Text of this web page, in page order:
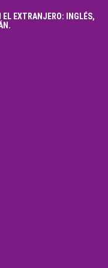
EL EXTRANJERO: INGLÉS,